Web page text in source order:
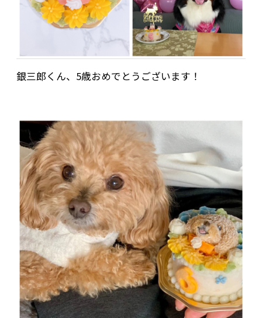
銀三郎くん、5歳おめでとうございます！